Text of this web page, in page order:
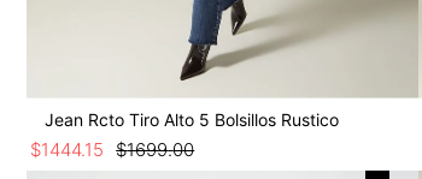
Jean Rcto Tiro Alto 5 Bolsillos Rustico
$1699.00
$1444.15